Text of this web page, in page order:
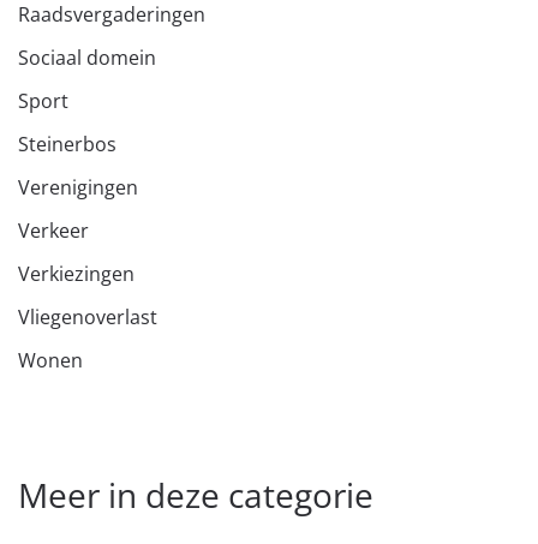
Raadsvergaderingen
Sociaal domein
Sport
Steinerbos
Verenigingen
Verkeer
Verkiezingen
Vliegenoverlast
Wonen
Meer in deze categorie